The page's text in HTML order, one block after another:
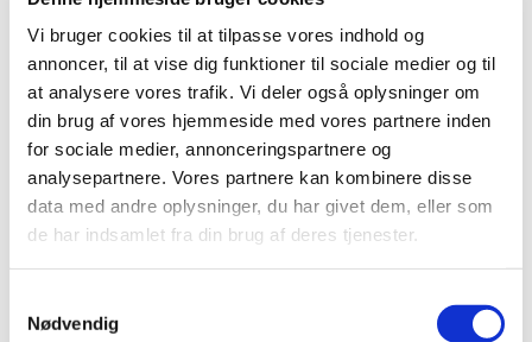
Vi bruger cookies til at tilpasse vores indhold og
annoncer, til at vise dig funktioner til sociale medier og til
at analysere vores trafik. Vi deler også oplysninger om
din brug af vores hjemmeside med vores partnere inden
for sociale medier, annonceringspartnere og
analysepartnere. Vores partnere kan kombinere disse
data med andre oplysninger, du har givet dem, eller som
de har indsamlet fra din brug af deres tjenester.
Nødvendig
11:30
Du vil måske også kunne
lide...